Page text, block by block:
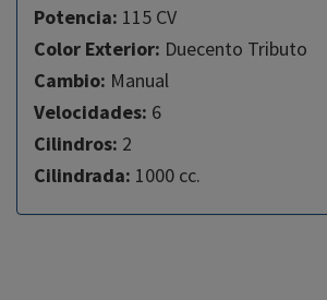
Potencia: 115 CV
Color Exterior: Duecento Tributo
Cambio: Manual
Velocidades: 6
Cilindros: 2
Cilindrada: 1000 cc.